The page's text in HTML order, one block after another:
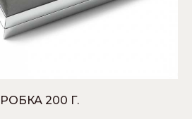
200 Г.